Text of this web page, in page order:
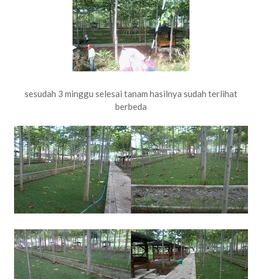
sesudah 3 minggu selesai tanam hasilnya sudah terlihat
berbeda